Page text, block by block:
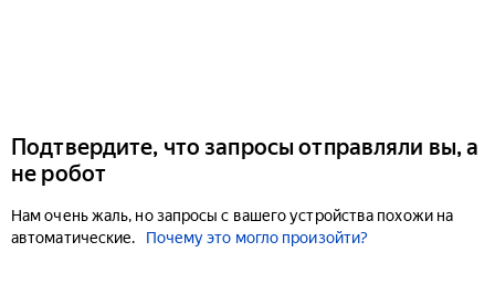
Подтвердите, что запросы отправляли вы, а
не робот
Нам очень жаль, но запросы с вашего устройства похожи на
автоматические.
Почему это могло произойти?